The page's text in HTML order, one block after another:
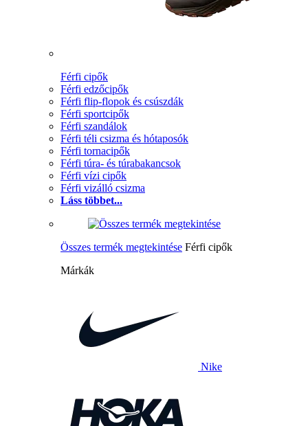
Férfi cipők
Férfi edzőcipők
Férfi flip-flopok és csúszdák
Férfi sportcipők
Férfi szandálok
Férfi téli csizma és hótaposók
Férfi tornacipők
Férfi túra- és túrabakancsok
Férfi vízi cipők
Férfi vizálló csizma
Láss többet...
Összes termék megtekintése Férfi cipők
Márkák
Nike